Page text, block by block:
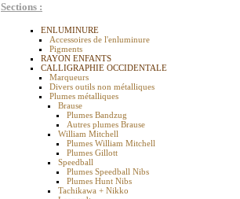
Sections :
ENLUMINURE
Accessoires de l'enluminure
Pigments
RAYON ENFANTS
CALLIGRAPHIE OCCIDENTALE
Marqueurs
Divers outils non métalliques
Plumes métalliques
Brause
Plumes Bandzug
Autres plumes Brause
William Mitchell
Plumes William Mitchell
Plumes Gillott
Speedball
Plumes Speedball Nibs
Plumes Hunt Nibs
Tachikawa + Nikko